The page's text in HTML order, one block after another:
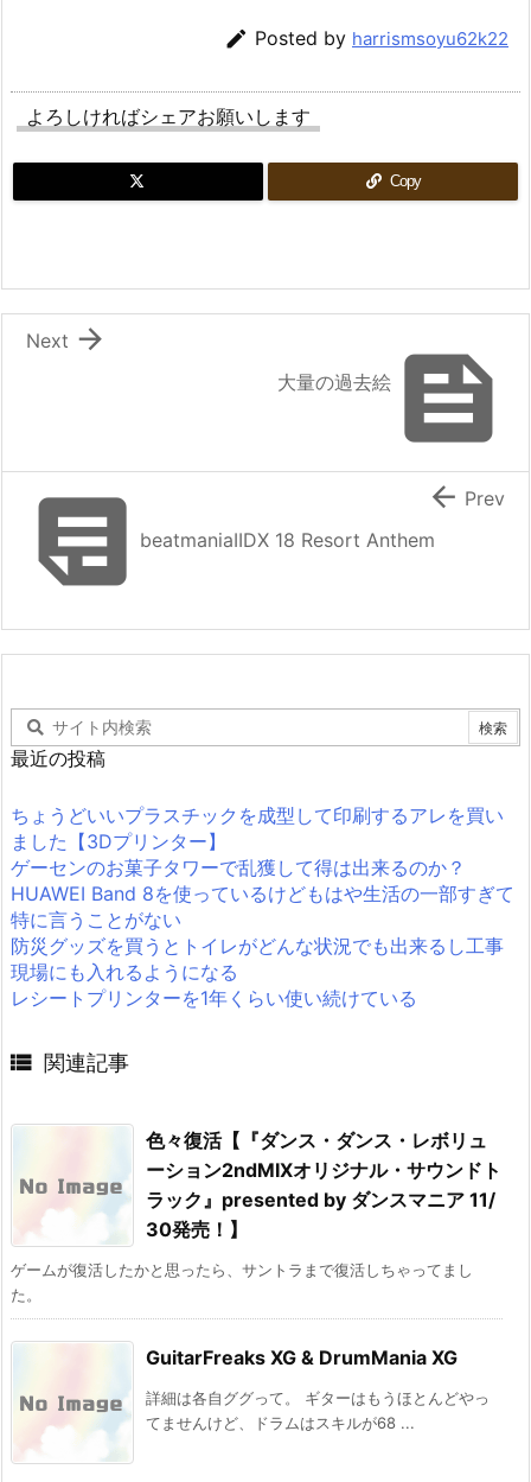
 Posted by harrismsoyu62k22
よろしければシェアお願いします
Copy

大量の過去絵

Next
beatmaniaIIDX 18 Resort Anthem
 Prev
最近の投稿
ちょうどいいプラスチックを成型して印刷するアレを買い
ました【3Dプリンター】
ゲーセンのお菓子タワーで乱獲して得は出来るのか？
HUAWEI Band 8を使っているけどもはや生活の一部すぎて
特に言うことがない
防災グッズを買うとトイレがどんな状況でも出来るし工事
現場にも入れるようになる
レシートプリンターを1年くらい使い続けている
 関連記事
色々復活【『ダンス・ダンス・レボリュ
ーション2ndMIXオリジナル・サウンドト
ラック』presented by ダンスマニア 11/
30発売！】
ゲームが復活したかと思ったら、サントラまで復活しちゃってまし
た。
GuitarFreaks XG & DrumMania XG
詳細は各自ググって。 ギターはもうほとんどやっ
てませんけど、ドラムはスキルが68 ...